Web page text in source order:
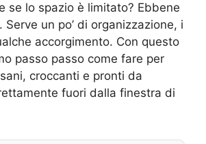
se lo spazio è limitato? Ebbene
Serve un po’ di organizzazione, i
accorgimento. Con questo
passo passo come fare per
croccanti e pronti da
fuori dalla finestra di